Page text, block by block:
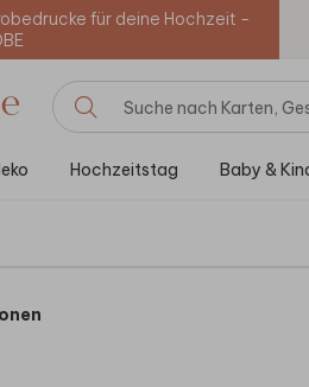
für deine Hochzeit -
Hochzeitstag Baby &